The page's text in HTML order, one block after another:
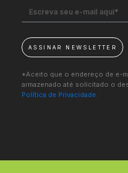
ASSINAR NEWSLETTER
*Aceito que o endereço de e-
armazenado até solicitado o
Política de Privacidade.